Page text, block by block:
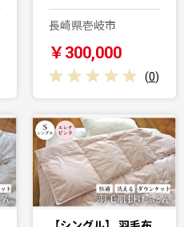
長崎県壱岐市
￥300,000
(0)